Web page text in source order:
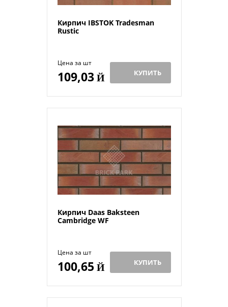
Кирпич IBSTOK Tradesman
Rustic
Цена за шт
109,03Й КУПИТЬ
Кирпич Daas Baksteen
Cambridge WF
Цена за шт
100,65 Й КУПИТЬ